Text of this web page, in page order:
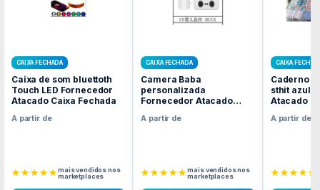
CAIXA FECHADA
Caixa de som bluettoth
Touch LED Fornecedor
Atacado Caixa Fechada
A partir de
★★★★★mais vendidos nos
marketplaces
CAIXA FECHADA
Camera Baba
personalizada
Fornecedor Atacado
A partir de
★★★★★mais vendidos nos
marketplaces
CAIXA
Caderno
sthit azul
Atacado
A partir de
★★★★★